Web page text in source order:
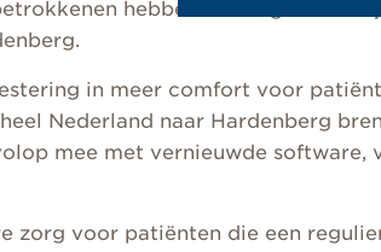
hebben we stilgestaan
in meer comfort voor
Nederland naar Hardenberg
mee met vernieuwde
zorg voor patiënten die een